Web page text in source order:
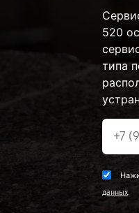
520
типа
данных.